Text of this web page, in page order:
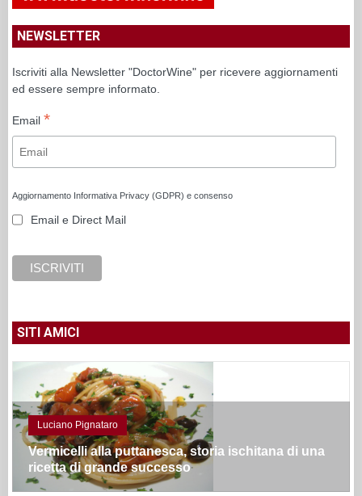
NEWSLETTER
Iscriviti alla Newsletter "DoctorWine" per ricevere aggiornamenti
ed essere sempre informato.
Email *
Aggiornamento Informativa Privacy (GDPR) e consenso
Email e Direct Mail
SITI AMICI
Luciano Pignataro
Vermicelli alla puttanesca, storia ischitana di una
ricetta di grande successo